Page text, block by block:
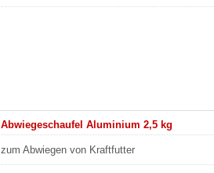
Abwiegeschaufel Aluminium 2,5 kg
zum Abwiegen von Kraftfutter